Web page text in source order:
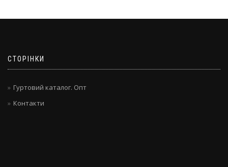
СТОРІНКИ
Гуртовий каталог. Опт
Контакти